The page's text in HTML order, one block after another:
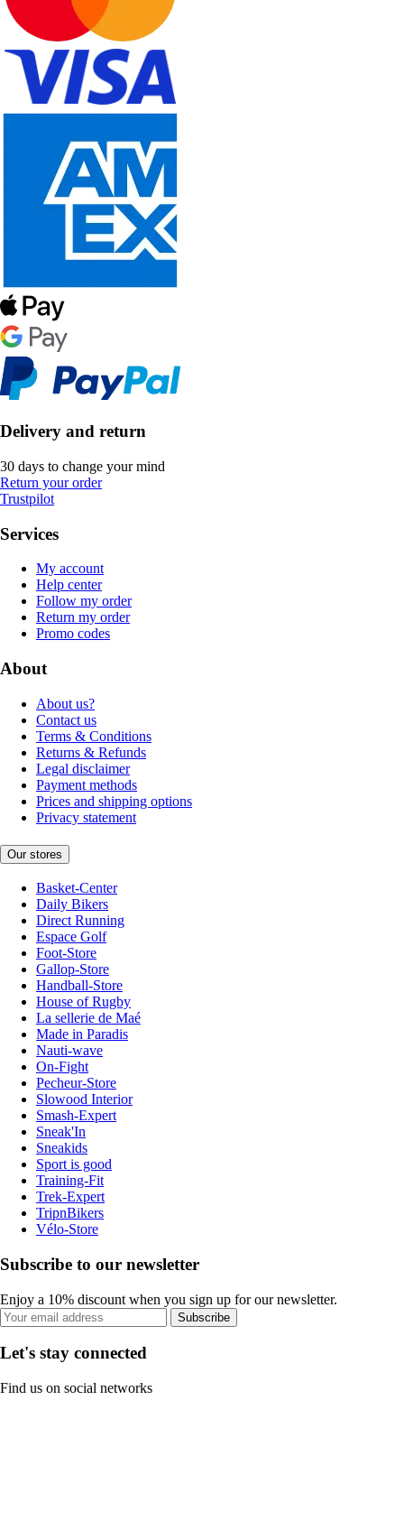
Delivery and return
30 days to change your mind
Return your order
Trustpilot
Services
My account
Help center
Follow my order
Return my order
Promo codes
About
About us?
Contact us
Terms & Conditions
Returns & Refunds
Legal disclaimer
Payment methods
Prices and shipping options
Privacy statement
Our stores
Basket-Center
Daily Bikers
Direct Running
Espace Golf
Foot-Store
Gallop-Store
Handball-Store
House of Rugby
La sellerie de Maé
Made in Paradis
Nauti-wave
On-Fight
Pecheur-Store
Slowood Interior
Smash-Expert
Sneak'In
Sneakids
Sport is good
Training-Fit
Trek-Expert
TripnBikers
Vélo-Store
Subscribe to our newsletter
Enjoy a 10% discount when you sign up for our newsletter.
Subscribe
Let's stay connected
Find us on social networks